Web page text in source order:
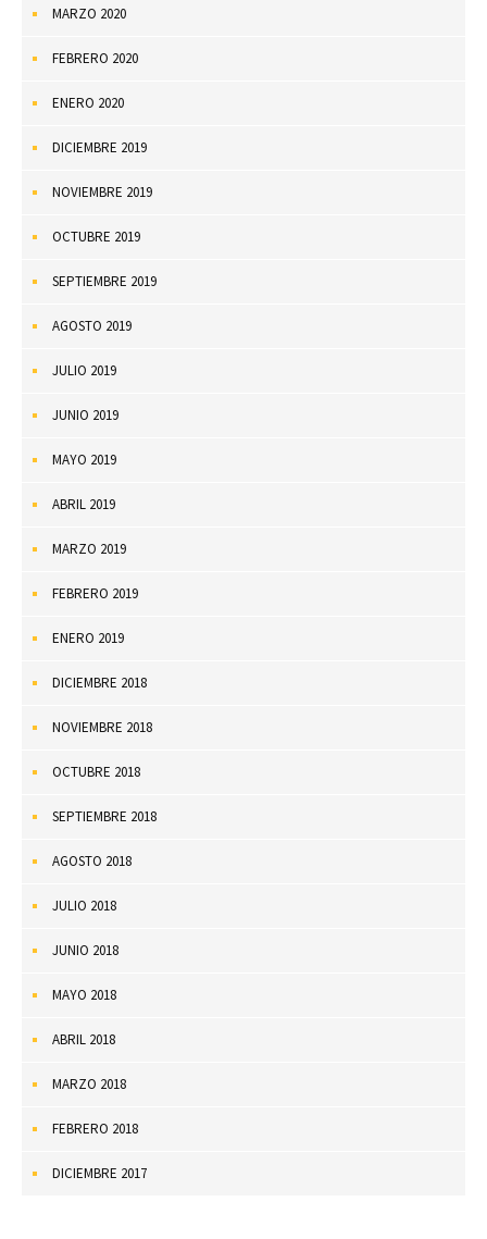
MARZO 2020
FEBRERO 2020
ENERO 2020
DICIEMBRE 2019
NOVIEMBRE 2019
OCTUBRE 2019
SEPTIEMBRE 2019
AGOSTO 2019
JULIO 2019
JUNIO 2019
MAYO 2019
ABRIL 2019
MARZO 2019
FEBRERO 2019
ENERO 2019
DICIEMBRE 2018
NOVIEMBRE 2018
OCTUBRE 2018
SEPTIEMBRE 2018
AGOSTO 2018
JULIO 2018
JUNIO 2018
MAYO 2018
ABRIL 2018
MARZO 2018
FEBRERO 2018
DICIEMBRE 2017